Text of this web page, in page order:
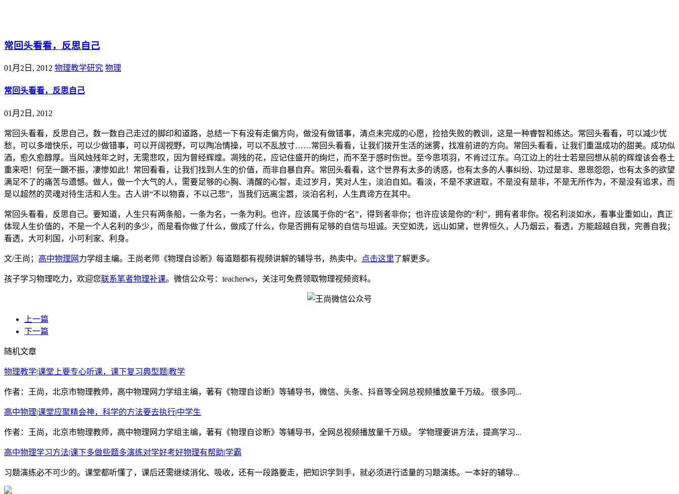
常回头看看，反思自己
01月2日, 2012 物理教学研究 物理
常回头看看，反思自己
01月2日, 2012
常回头看看，反思自己，数一数自己走过的脚印和道路，总结一下有没有走偏方向，做没有做错事，清点未完成的心愿，捡拾失败的教训，这是一种睿智和练达。 常回头看看，可以减少忧
愁，可以多增快乐，可以少做错事，可以开阔视野，可以陶冶情操，可以不乱放寸……常回头看看，让我们拨开生活的迷雾，找准前进的方向。 常回头看看，让我们重温成功的甜美。成功似
酒，愈久愈醇厚。当风烛残年之时，无需悲叹，因为曾经辉煌。凋残的花，应记住盛开的绚烂，而不至于感时伤世。至今思项羽，不肯过江东。乌江边上的壮士若是回想从前的辉煌该会卷土
重来吧！何至一蹶不振，凄惨如此！常回看看，让我们找到人生的价值，而非自暴自弃。 常回头看看，这个世界有太多的诱惑，也有太多的人事纠纷、功过是非、恩恩怨怨，也有太多的欲望
满足不了的痛苦与遗憾。做人，做一个大气的人，需要足够的心胸、清醒的心智，走过岁月，笑对人生，淡泊自如。看淡，不是不求进取，不是没有是非，不是无所作为，不是没有追求，而
是以超然的灵魂对待生活和人生。古人讲“不以物喜，不以己悲”，当我们远离尘嚣，淡泊名利，人生真谛方在其中。
常回头看看，反思自己。要知道，人生只有两条船，一条为名，一条为利。也许，应该属于你的“名”，得到者非你；也许应该是你的“利”，拥有者非你。视名利淡如水，看事业重如山，真正
体现人生价值的，不是一个人名利的多少，而是看你做了什么，做成了什么，你是否拥有足够的自信与坦诚。天空如洗，远山如黛，世界恒久，人乃烟云，看透，方能超越自我，完善自我；
看透，大可利国，小可利家、利身。
文/王尚； 高中物理网 力学组主编。王尚老师《物理自诊断》每道题都有视频讲解的辅导书，热卖中。 点击这里了解更多。
孩子学习物理吃力，欢迎您联系笔者物理补课。微信公众号：teacherws，关注可免费领取物理视频资料。
上一篇
下一篇
随机文章
物理教学|课堂上要专心听课，课下复习典型题|教学
作者：王尚，北京市物理教师，高中物理网力学组主编，著有《物理自诊断》等辅导书，微信、头条、抖音等全网总视频播放量千万级。 很多同...
高中物理|课堂应聚精会神，科学的方法要去执行|中学生
作者：王尚，北京市物理教师，高中物理网力学组主编，著有《物理自诊断》等辅导书，全网总视频播放量千万级。 学物理要讲方法，提高学习...
高中物理学习方法|课下多做些题多演练对学好考好物理有帮助|学霸
习题演练必不可少的。课堂都听懂了，课后还需继续消化、吸收，还有一段路要走，把知识学到手，就必须进行适量的习题演练。一本好的辅导...